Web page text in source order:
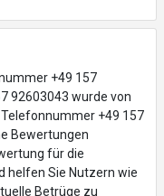
+49 157
92603043 wurde von
+49 157
Bewertungen
für die
helfen Sie Nutzern wie
Betrüge zu